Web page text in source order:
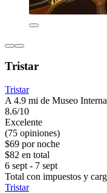
Tristar
Tristar
A 4.9 mi de Museo
8.6/10
Excelente
(75 opiniones)
$69 por noche
$82 en total
6 sept - 7 sept
Total con impuestos y
Tristar